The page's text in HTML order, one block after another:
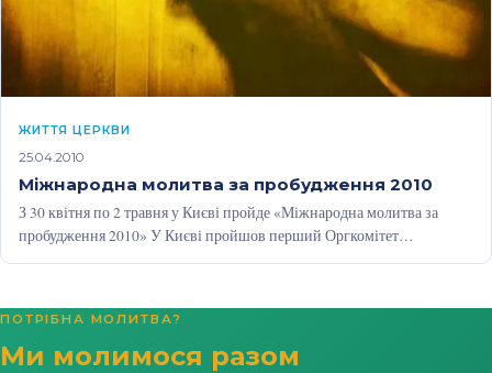
ЖИТТЯ ЦЕРКВИ
25.04.2010
Міжнародна молитва за пробудження 2010
З 30 квітня по 2 травня у Києві пройде «Міжнародна молитва за
пробудження 2010» У Києві пройшов перший Оргкомітет
«Міжнародної…
ПОТРІБНА МОЛИТВА?
Ми молимося разом